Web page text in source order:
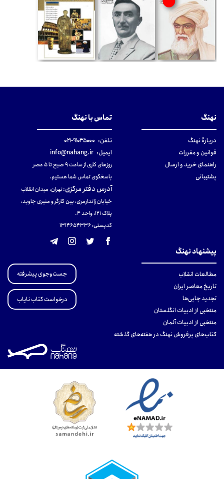
نهنگ
دربارهٔ نهنگ
قوانین و مقررات
راهنمای خرید و ارسال
پشتیبانی
تماس با نهنگ
تلفن: ۹۱۰۳۵۰۰۰-۰۲۱
ایمیل: info@nahang.ir
روزهای کاری از ساعت ۹ صبح تا ۵ عصر
پاسخگوی تماس شما هستیم.
آدرس دفتر مرکزی:تهران، میدان انقلاب
خیابان ژاندارمری، بین کارگر و منیری جاوید،
پلاک 121، واحد ۴.
کدپستی: 131465433۶
پیشنهاد نهنگ
مطالعات انقلاب
تاریخ معاصر ایران
تجدید چاپی‌ها
منتخبی از ادبیات انگلستان
منتخبی از ادبیات آلمان
کتاب‌های پرفروش نهنگ در هفته‌های گذشته
جست‌وجوی پیشرفته
درخواست کتاب نایاب